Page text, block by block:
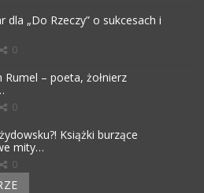
dla „Do Rzeczy” o sukcesach i
0
Rumel – poeta, żołnierz
0
Książki burzące
mity…
0